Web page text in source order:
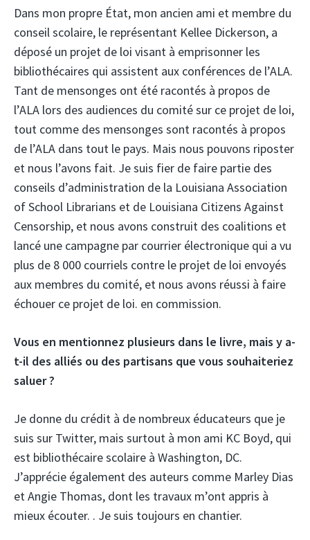
Dans mon propre État, mon ancien ami et membre du
conseil scolaire, le représentant Kellee Dickerson, a
déposé un projet de loi visant à emprisonner les
bibliothécaires qui assistent aux conférences de l’ALA.
Tant de mensonges ont été racontés à propos de
l’ALA lors des audiences du comité sur ce projet de loi,
tout comme des mensonges sont racontés à propos
de l’ALA dans tout le pays. Mais nous pouvons riposter
et nous l’avons fait. Je suis fier de faire partie des
conseils d’administration de la Louisiana Association
of School Librarians et de Louisiana Citizens Against
Censorship, et nous avons construit des coalitions et
lancé une campagne par courrier électronique qui a vu
plus de 8 000 courriels contre le projet de loi envoyés
aux membres du comité, et nous avons réussi à faire
échouer ce projet de loi. en commission.
Vous en mentionnez plusieurs dans le livre, mais y a-
t-il des alliés ou des partisans que vous souhaiteriez
saluer ?
Je donne du crédit à de nombreux éducateurs que je
suis sur Twitter, mais surtout à mon ami KC Boyd, qui
est bibliothécaire scolaire à Washington, DC.
J’apprécie également des auteurs comme Marley Dias
et Angie Thomas, dont les travaux m’ont appris à
mieux écouter. . Je suis toujours en chantier.